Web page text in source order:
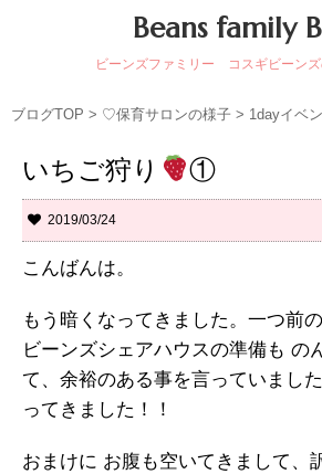
Beans family
ビーンズファミリー コスギビーン
ブログTOP > ♡保育サロンの様子 > 1dayイベ
いちご狩り ①
2019/03/24
こんばんは。
もう暗くなってきました。一つ前
ビーンズシェアハウスの準備も の
て、余裕のある事を言っていまし
ってきました！！
おまけに お腹も空いてきまして、